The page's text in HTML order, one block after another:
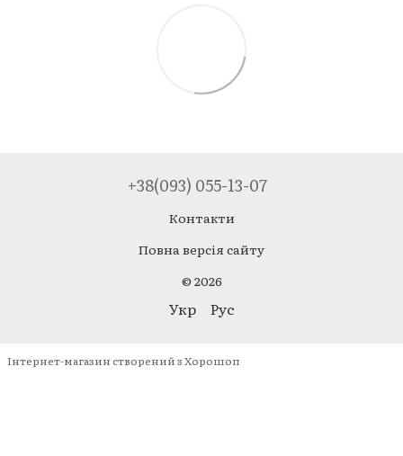
+38(093) 055-13-07
Контакти
Повна версія сайту
© 2026
Укр Рус
Інтернет-магазин створений з Хорошоп